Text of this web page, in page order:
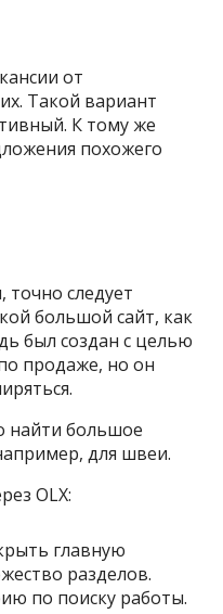
от
Такой вариант
К тому же
похожего
следует
большой сайт, как
был создан с целью
продаже, но он
найти большое
для швеи.
OLX:
главную
разделов.
по поиску работы.